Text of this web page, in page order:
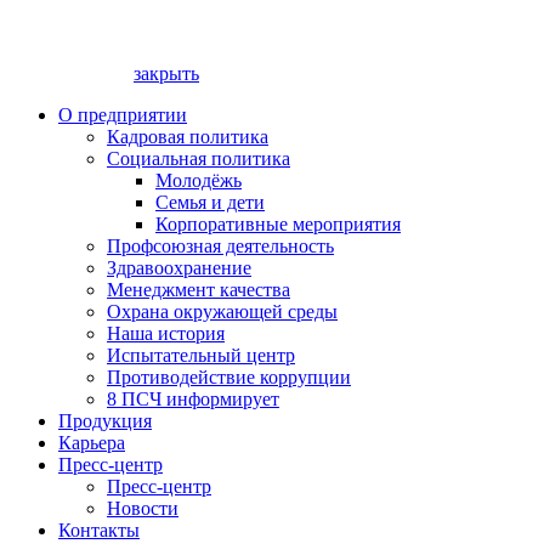
закрыть
О предприятии
Кадровая политика
Социальная политика
Молодёжь
Семья и дети
Корпоративные мероприятия
Профсоюзная деятельность
Здравоохранение
Менеджмент качества
Охрана окружающей среды
Наша история
Испытательный центр
Противодействие коррупции
8 ПСЧ информирует
Продукция
Карьера
Пресс-центр
Пресс-центр
Новости
Контакты